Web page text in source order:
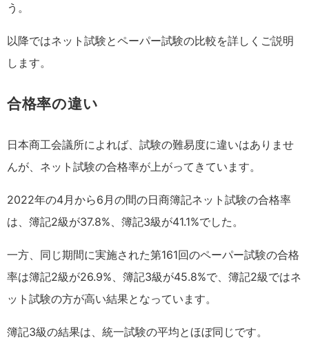
う。
以降ではネット試験とペーパー試験の比較を詳しくご説明
します。
合格率の違い
日本商工会議所によれば、試験の難易度に違いはありませ
んが、ネット試験の合格率が上がってきています。
2022年の4月から6月の間の日商簿記ネット試験の合格率
は、簿記2級が37.8%、簿記3級が41.1%でした。
一方、同じ期間に実施された第161回のペーパー試験の合格
率は簿記2級が26.9%、簿記3級が45.8%で、簿記2級ではネ
ット試験の方が高い結果となっています。
簿記3級の結果は、統一試験の平均とほぼ同じです。